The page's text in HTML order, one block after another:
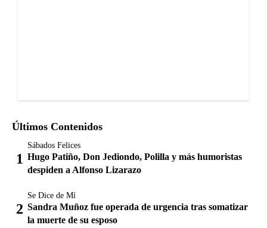
Últimos Contenidos
Sábados Felices
Hugo Patiño, Don Jediondo, Polilla y más humoristas
despiden a Alfonso Lizarazo
Se Dice de Mí
Sandra Muñoz fue operada de urgencia tras somatizar
la muerte de su esposo